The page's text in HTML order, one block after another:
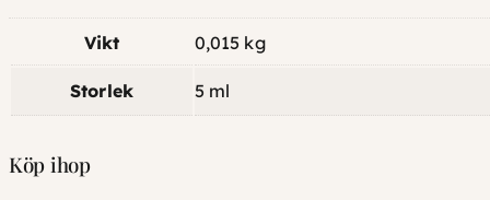
Vikt 0,015 kg
Storlek 5 ml
Köp ihop